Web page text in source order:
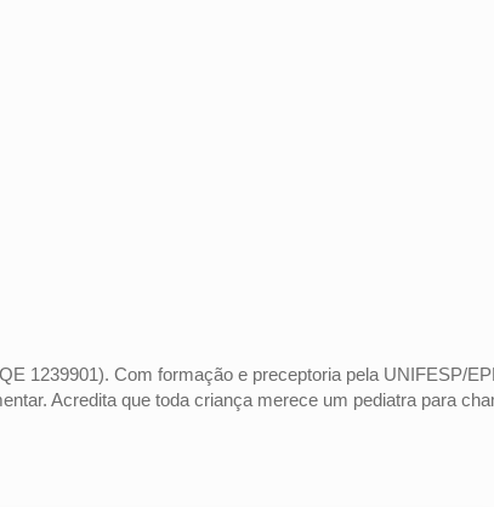
1239901). Com formação e preceptoria pela UNIFESP/
Acredita que toda criança merece um pediatra para